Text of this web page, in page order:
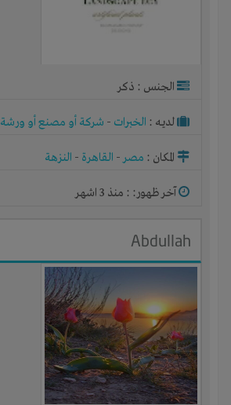
الجنس : ذكر
لديـه : الخبرات - شركة أو مصنع أو ورشة
المكان : مصر- القاهرة - النزهة
آخر ظهور: : منذ 3 اشهر
Abdullah